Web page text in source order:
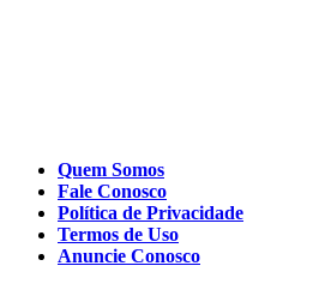
Quem Somos
Fale Conosco
Política de Privacidade
Termos de Uso
Anuncie Conosco